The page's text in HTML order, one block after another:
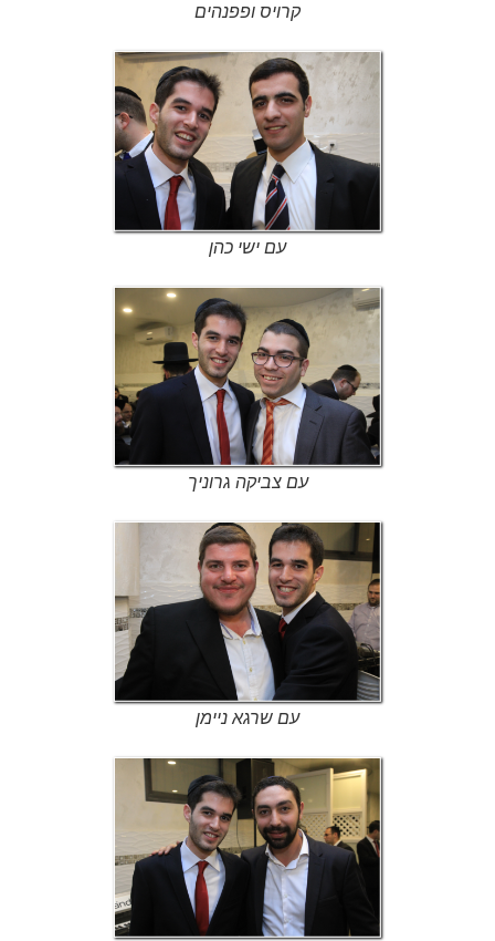
קרויס ופפנהים
עם ישי כהן
עם צביקה גרוניך
עם שרגא ניימן